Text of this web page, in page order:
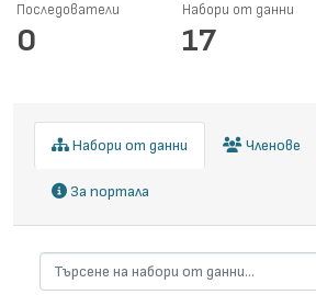
Последователи
0
Набори от данни
17
Набори от данни Членове
За портала